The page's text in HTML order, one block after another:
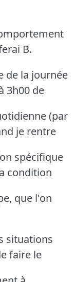
B.
de la journée
3h00 de
(par
je rentre
spécifique
condition
que l'on
situations
faire le